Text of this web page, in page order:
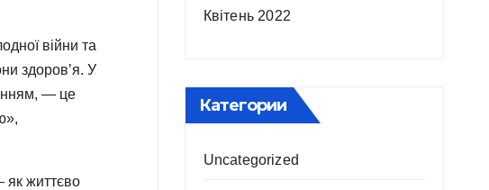
війни та
здоров’я. У
— це
як життєво
Квітень 2022
Категории
Uncategorized